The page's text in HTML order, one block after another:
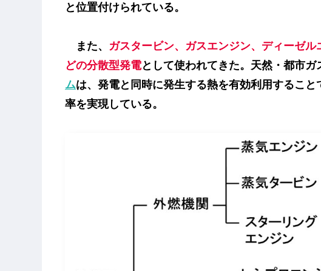
と位置付けられている。
また、 ガスタービン、ガスエンジン、ディーゼ
どの分散型発電として使われてきた。天然・都市ガ
ムは、発電と同時に発生する熱を有効利用するこ
率を実現している。